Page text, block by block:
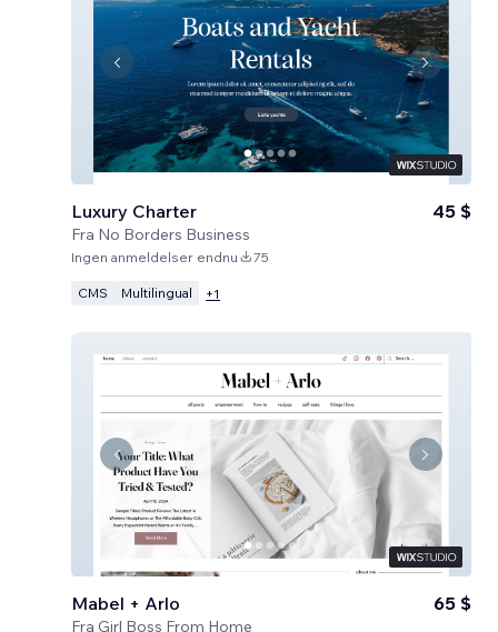
Luxury Charter
Fra No Borders Business
45 $
Ingen anmeldelser endnu 75
CMS Multilingual +1
Mabel + Arlo
Fra Girl Boss From Home
65 $